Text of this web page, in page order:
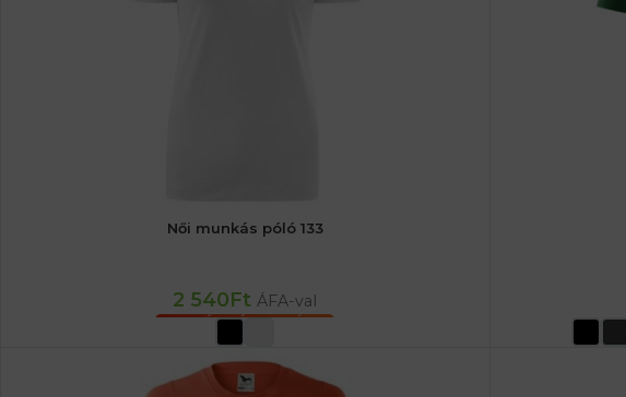
Női munkás póló 133
2 540Ft ÁFA-val
OPCIÓK VÁLASZTÁSA